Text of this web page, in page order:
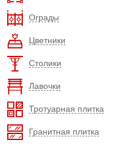
Ограды
Цветники
Столики
Лавочки
Тротуарная плитка
Гранитная плитка